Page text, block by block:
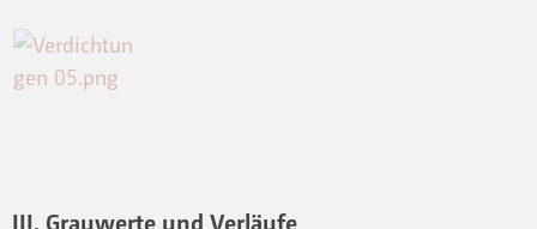
III. Grauwerte und Verläufe